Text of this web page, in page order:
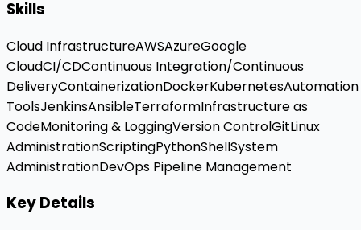
Skills
Cloud InfrastructureAWSAzureGoogle
CloudCI/CDContinuous Integration/Continuous
DeliveryContainerizationDockerKubernetesAutomation
ToolsJenkinsAnsibleTerraformInfrastructure as
CodeMonitoring & LoggingVersion ControlGitLinux
AdministrationScriptingPythonShellSystem
AdministrationDevOps Pipeline Management
Key Details